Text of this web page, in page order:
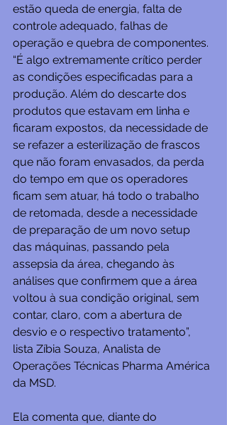
estão queda de energia, falta de
controle adequado, falhas de
operação e quebra de componentes.
“É algo extremamente crítico perder
as condições especificadas para a
produção. Além do descarte dos
produtos que estavam em linha e
ficaram expostos, da necessidade de
se refazer a esterilização de frascos
que não foram envasados, da perda
do tempo em que os operadores
ficam sem atuar, há todo o trabalho
de retomada, desde a necessidade
de preparação de um novo setup
das máquinas, passando pela
assepsia da área, chegando às
análises que confirmem que a área
voltou à sua condição original, sem
contar, claro, com a abertura de
desvio e o respectivo tratamento”,
lista Zíbia Souza, Analista de
Operações Técnicas Pharma América
da MSD.
Ela comenta que, diante do